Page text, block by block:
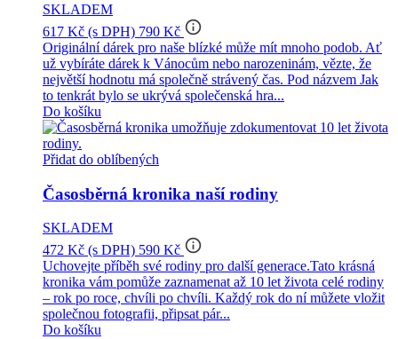
SKLADEM
617 Kč (s DPH) 790 Kč info_outline
Originální dárek pro naše blízké může mít mnoho podob. Ať
už vybíráte dárek k Vánocům nebo narozeninám, vězte, že
největší hodnotu má společně strávený čas. Pod názvem Jak
to tenkrát bylo se ukrývá společenská hra...
Do košíku
Přidat do oblíbených
Časosběrná kronika naší rodiny
SKLADEM
472 Kč (s DPH) 590 Kč info_outline
Uchovejte příběh své rodiny pro další generace.Tato krásná
kronika vám pomůže zaznamenat až 10 let života celé rodiny
– rok po roce, chvíli po chvíli. Každý rok do ní můžete vložit
společnou fotografii, připsat pár...
Do košíku